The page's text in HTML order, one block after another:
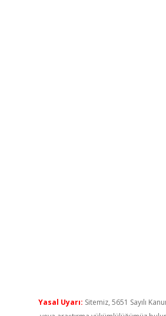
Yasal Uyarı: Sitemiz, 5651 Sayılı